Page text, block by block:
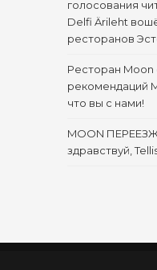
голосования
Delfi Ärileht
ресторанов
Ресторан Moon
рекомендаций
что вы с нами!
MOON
здравствуй,